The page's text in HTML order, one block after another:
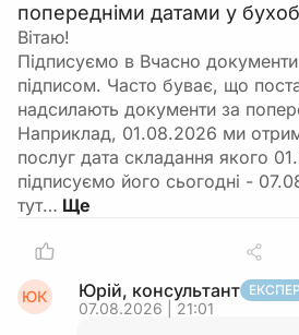
попередніми датами у
Вітаю!
Підписуємо в Вчасно
підписом. Часто буває, що
надсилають документи за
Наприклад, 01.08.2026 ми
послуг дата складання якого
підписуємо його сьогодні -
тут…
ЮК Юрій, консультант
07.08.2026 | 21:01